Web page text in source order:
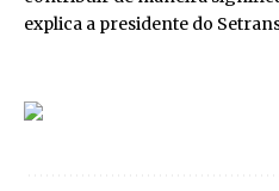
explica a presidente do